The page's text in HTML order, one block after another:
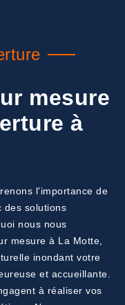
mesure
à
l'importance de
des solutions
nous nous
mesure à La Motte,
inondant votre
et accueillante.
à réaliser vos